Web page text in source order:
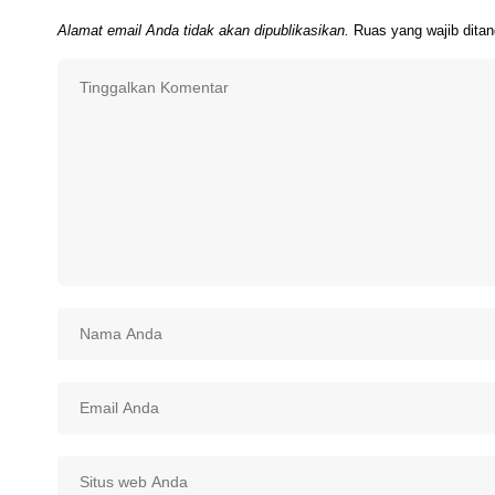
Alamat email Anda tidak akan dipublikasikan. Ruas yang wajib